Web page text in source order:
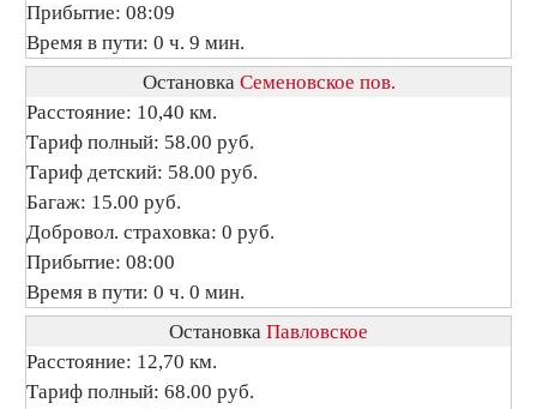
Прибытие: 08:09
Время в пути: 0 ч. 9 мин.
Остановка Семеновское пов.
Расстояние: 10,40 км.
Тариф полный: 58.00 руб.
Тариф детский: 58.00 руб.
Багаж: 15.00 руб.
Добровол. страховка: 0 руб.
Прибытие: 08:00
Время в пути: 0 ч. 0 мин.
Остановка Павловское
Расстояние: 12,70 км.
Тариф полный: 68.00 руб.